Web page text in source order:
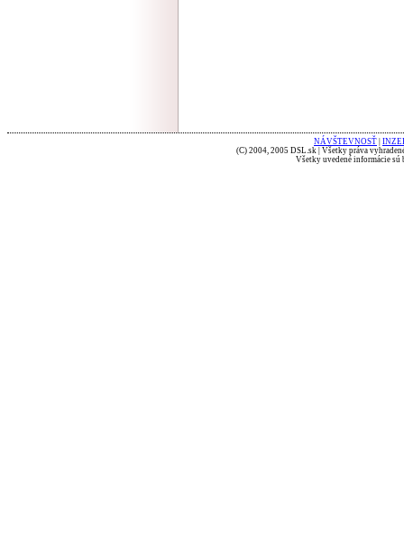
NÁVŠTEVNOSŤ
(C) 2004, 2005 DSL.sk | Všetky práva
Všetky uvedené informácie sú